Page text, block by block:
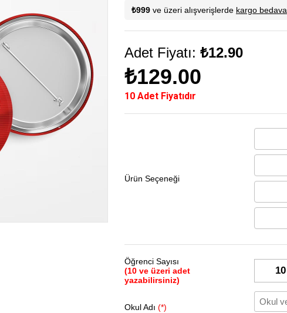
₺999 ve üzeri alışverişlerde kargo bedava
Adet Fiyatı: ₺12.90
₺129.00
10 Adet Fiyatıdır
Ürün Seçeneği
Öğrenci Sayısı
(10 ve üzeri adet
yazabilirsiniz)
Okul Adı (*)